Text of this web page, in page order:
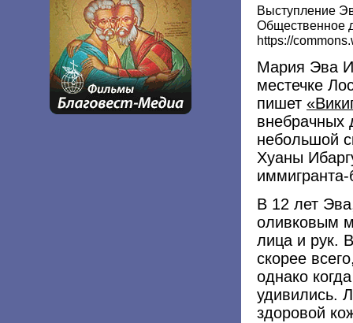
Выступление
Общественное
https://
Мария Эва
местечке
пишет
внебрачных
небольшой
Хуаны
иммигранта-
В 12 лет
оливковым
лица и рук.
скорее
однако
удивились.
здоровой